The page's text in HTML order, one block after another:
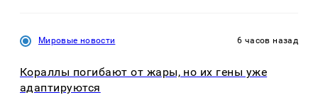
Мировые новости 6 часов назад
Кораллы погибают от жары, но их гены уже
адаптируются